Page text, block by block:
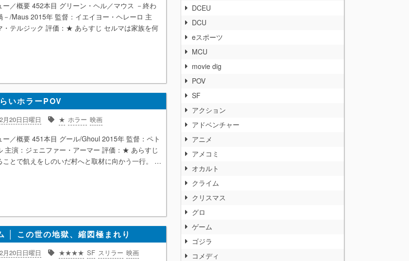
ー／概要 452本目 グリーン・ヘル／マウス －終わ
－/Maus 2015年 監督：イエイヨー・ヘレーロ 主
・テルジック 評価：★ あらすじ セルマは家族を何
いホラーPOV
月20日日曜日 ★ ホラー 映画
ー／概要 451本目 グール/Ghoul 2015年 監督：ペト
主演：ジェニファー・アーマー 評価：★ あらすじ
ことで飢えをしのいだ村へと取材に向かう一行。 …
│ この世の地獄、縮図極まれり
月20日日曜日 ★★★★ SF スリラー 映画
DCEU
DCU
eスポーツ
MCU
movie dig
POV
SF
アクション
アドベンチャー
アニメ
アメコミ
オカルト
クライム
クリスマス
グロ
ゲーム
ゴジラ
コメディ